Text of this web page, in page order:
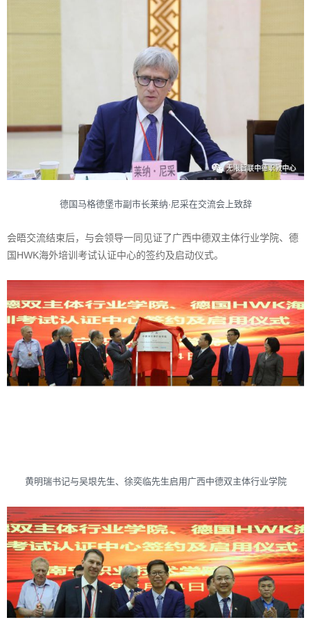
德国马格德堡市副市长莱纳·尼采在交流会上致辞
会晤交流结束后，与会领导一同见证了广西中德双主体行业学院、德
国HWK海外培训考试认证中心的签约及启动仪式。
黄明瑞书记与吴垠先生、徐奕临先生启用广西中德双主体行业学院